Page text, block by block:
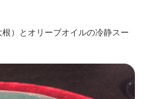
）とオリーブオイルの冷静スー